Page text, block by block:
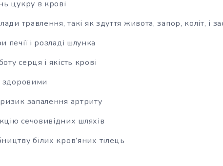
цукру в крові
травлення, такі як здуття живота, запор, коліт, і
печії і розладі шлунка
серця і якість крові
здоровими
запалення артриту
сечовивідних шляхів
білих кров’яних тілець